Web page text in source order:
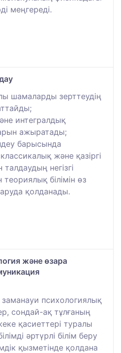
меңгереді.
шамаларды зерттеудің
интегралдық
ажыратады;
барысында
және қазіргі
негізгі
білімін өз
қолданады.
және өзара
психологиялық
сондай-ақ тұлғаның
қасиеттері туралы
әртүрлі білім беру
қызметінде қолдана